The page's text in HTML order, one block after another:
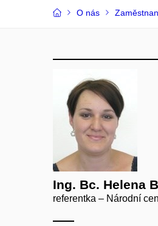
O nás
Ing. Bc. Helena
referentka – Národní